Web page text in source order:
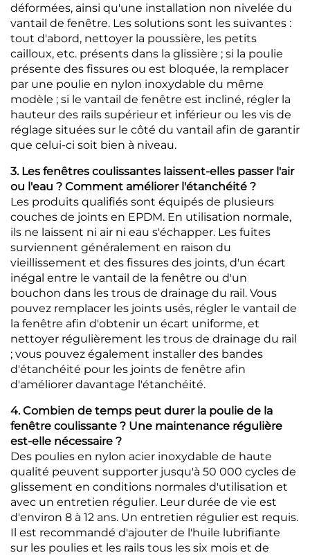
déformées, ainsi qu'une installation non nivelée du
vantail de fenêtre. Les solutions sont les suivantes :
tout d'abord, nettoyer la poussière, les petits
cailloux, etc. présents dans la glissière ; si la poulie
présente des fissures ou est bloquée, la remplacer
par une poulie en nylon inoxydable du même
modèle ; si le vantail de fenêtre est incliné, régler la
hauteur des rails supérieur et inférieur ou les vis de
réglage situées sur le côté du vantail afin de garantir
que celui-ci soit bien à niveau.
3. Les fenêtres coulissantes laissent-elles passer l'air
ou l'eau ? Comment améliorer l'étanchéité ?
Les produits qualifiés sont équipés de plusieurs
couches de joints en EPDM. En utilisation normale,
ils ne laissent ni air ni eau s'échapper. Les fuites
surviennent généralement en raison du
vieillissement et des fissures des joints, d'un écart
inégal entre le vantail de la fenêtre ou d'un
bouchon dans les trous de drainage du rail. Vous
pouvez remplacer les joints usés, régler le vantail de
la fenêtre afin d'obtenir un écart uniforme, et
nettoyer régulièrement les trous de drainage du rail
; vous pouvez également installer des bandes
d'étanchéité pour les joints de fenêtre afin
d'améliorer davantage l'étanchéité.
4. Combien de temps peut durer la poulie de la
fenêtre coulissante ? Une maintenance régulière
est-elle nécessaire ?
Des poulies en nylon acier inoxydable de haute
qualité peuvent supporter jusqu'à 50 000 cycles de
glissement en conditions normales d'utilisation et
avec un entretien régulier. Leur durée de vie est
d'environ 8 à 12 ans. Un entretien régulier est requis.
Il est recommandé d'ajouter de l'huile lubrifiante
sur les poulies et les rails tous les six mois et de